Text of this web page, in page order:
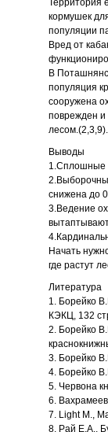
Территория
кормушек
популяции
Вред от
В
популяция
сооружена
поврежден и
лесом.(2,3,9).
Выводы
1.Сплошные
снижена до
3.Ведение
Начать
где растут
Литература
1. Борейко
КЭКЦ, 132
2. Борейко
3. Борейко
4. Борейко
5. Червона
6.
7. Light M.,
8. Рай Е.А.,